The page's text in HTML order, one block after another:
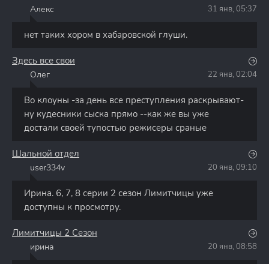
Алекс 31 янв, 05:37
нет таких хором в хабаровской глуши.
Здесь все свои
Олег 22 янв, 02:04
Во клоуны -за день все преступления раскрывают-
ну кудесники сыска прямо --как же вы уже
достали своей тупостью режисеры сраные
Шальной отдел
user334v 20 янв, 09:10
Ирина. 6, 7, 8 серии 2 сезон Лимитчицы уже
доступны к просмотру.
Лимитчицы 2 Сезон
ирина 20 янв, 08:58